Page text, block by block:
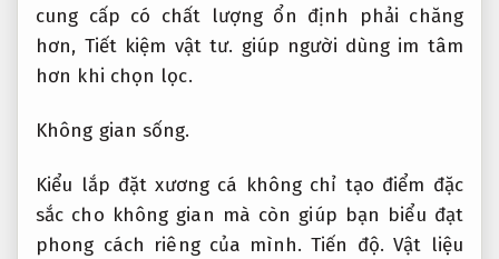
cung cấp có chất lượng ổn định phải chăng
hơn, Tiết kiệm vật tư. giúp người dùng im tâm
hơn khi chọn lọc.
Không gian sống.
Kiểu lắp đặt xương cá không chỉ tạo điểm đặc
sắc cho không gian mà còn giúp bạn biểu đạt
phong cách riêng của mình.Tiến độ. Vật liệu